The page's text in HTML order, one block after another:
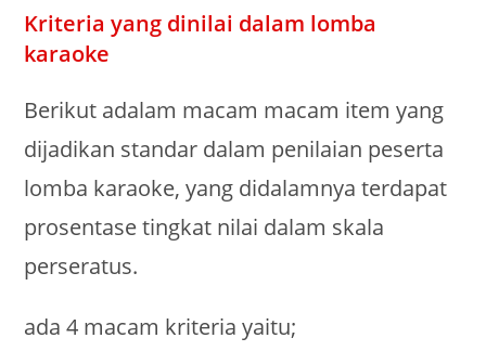
Kriteria yang dinilai dalam lomba
karaoke
Berikut adalam macam macam item yang
dijadikan standar dalam penilaian peserta
lomba karaoke, yang didalamnya terdapat
prosentase tingkat nilai dalam skala
perseratus.
ada 4 macam kriteria yaitu;